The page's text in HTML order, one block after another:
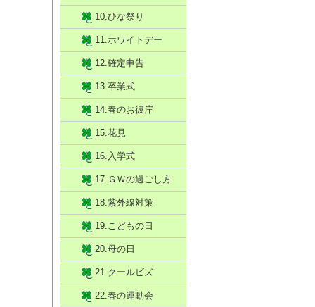
10.ひな祭り
11.ホワイトデー
12.確定申告
13.卒業式
14.春のお彼岸
15.花見
16.入学式
17.ＧＷの過ごし方
18.紫外線対策
19.こどもの日
20.母の日
21.クールビズ
22.春の運動会